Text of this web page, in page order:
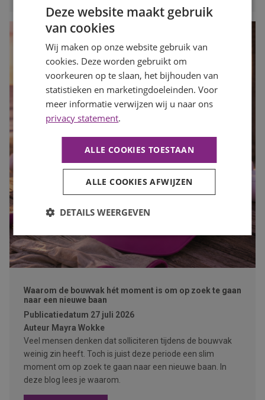
Waarom de bouwvak hét moment is om op zoek te gaan
naar een nieuwe baan
Publicatiedatum 27 juli 2026
Auteur Mayra Wokke
Veel mensen denken dat solliciteren tijdens de bouwvak
weinig zin heeft. Toch is juist deze periode een slim
moment om op zoek te gaan naar een nieuwe baan. In
deze blog lees je waarom.
Deze website maakt gebruik
van cookies
Wij maken op onze website gebruik van
cookies. Deze worden gebruikt om
voorkeuren op te slaan, het bijhouden van
statistieken en marketingdoeleinden. Voor
meer informatie verwijzen wij u naar ons
privacy statement.
ALLE COOKIES TOESTAAN
ALLE COOKIES AFWIJZEN
DETAILS WEERGEVEN